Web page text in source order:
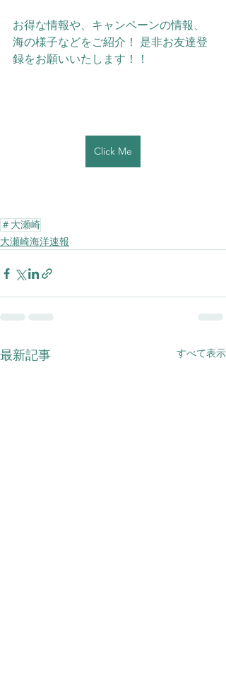
お得な情報や、キャンペーンの情報、
海の様子などをご紹介！ 是非お友達登
録をお願いいたします！！
Click Me
＃大瀬崎
大瀬崎海洋速報
最新記事 すべて表示